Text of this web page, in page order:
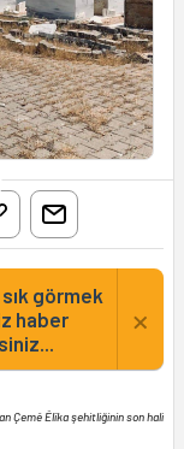
görmek
haber
×
Çemê Êlîka şehitliğinin son hali